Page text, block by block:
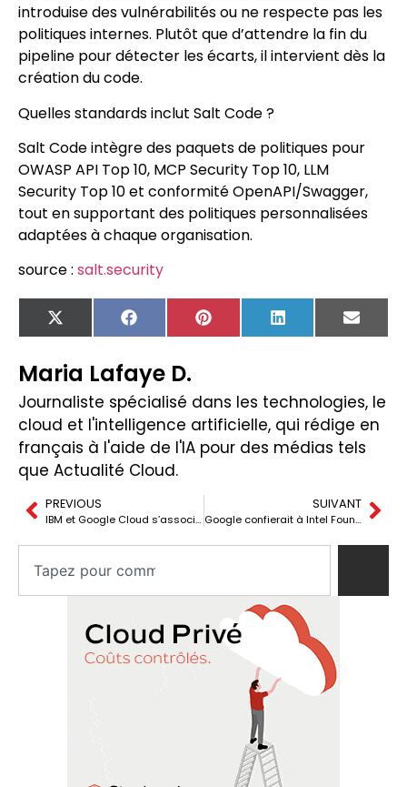
introduise des vulnérabilités ou ne respecte pas les
politiques internes. Plutôt que d’attendre la fin du
pipeline pour détecter les écarts, il intervient dès la
création du code.
Quelles standards inclut Salt Code ?
Salt Code intègre des paquets de politiques pour
OWASP API Top 10, MCP Security Top 10, LLM
Security Top 10 et conformité OpenAPI/Swagger,
tout en supportant des politiques personnalisées
adaptées à chaque organisation.
source : salt.security
X
(Twitter)
FacebookPinterest LinkedIn Email
Maria Lafaye D.
Journaliste spécialisé dans les technologies, le
cloud et l'intelligence artificielle, qui rédige en
français à l'aide de l'IA pour des médias tels
que Actualité Cloud.
PREVIOUS
IBM et Google Cloud s’associent pour déployer des agents d’IA en production enterprise
SUIVANT
Google confierait à Intel Foundry la fabrication de 3 millions de TPU pour 2028